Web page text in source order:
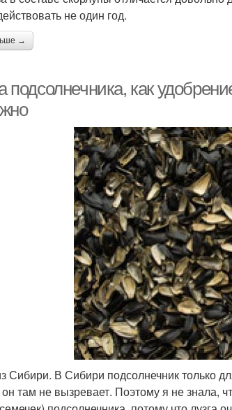
не один год.
→
подсолнечника, как
Сибири. В Сибири подсолнечник только
там не вызревает. Поэтому я не знала,